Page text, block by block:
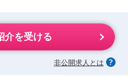
介を受ける
非公開求人とは